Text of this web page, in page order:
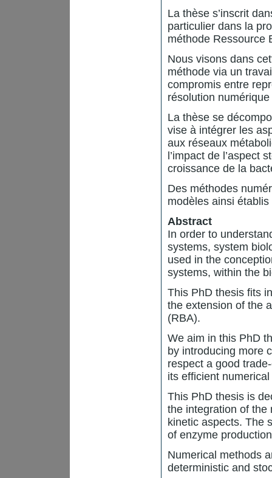
La thèse s’inscrit
particulier dans la
méthode Ressource
Nous visons dans
méthode via un
compromis entre
résolution
La thèse se
vise à intégrer les
aux réseaux
l’impact de l’aspect
croissance de la
Des méthodes
modèles ainsi
Abstract
In order to
systems, system
used in the
systems, within the
This PhD thesis fits
the extension of the
(RBA).
We aim in this PhD
by introducing more
respect a good
its efficient
This PhD thesis is
the integration of the
kinetic aspects. The
of enzyme
Numerical methods
deterministic and